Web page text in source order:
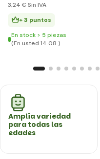
3,24 € Sin IVA
+ 3 puntos
En stock > 5 piezas
(En usted 14.08.)
Amplia variedad
para todas las
edades